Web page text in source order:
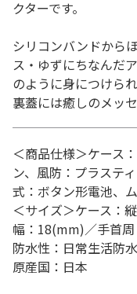
クターです。
シリコンバンドから
ス・ゆずにちなんだ
のように身につけら
裏蓋には癒しのメッ
＜商品仕様＞ケース
ン、風防：プラステ
式：ボタン形電池、
＜サイズ＞ケース：
幅：18(mm)／手首
防水性：日常生活防水
原産国：日本